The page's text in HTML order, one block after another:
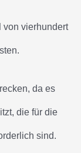
von vierhundert
da es
die für die
sind.